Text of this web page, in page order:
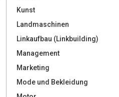
Kunst
Landmaschinen
Linkaufbau (Linkbuilding)
Management
Marketing
Mode und Bekleidung